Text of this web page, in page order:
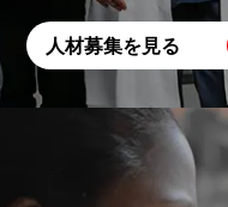
人材募集を見る